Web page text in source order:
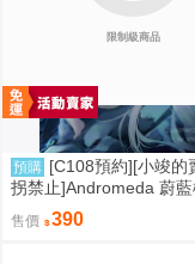
限制級商品
預購 [C108預約][小竣的
拐禁止]Andromeda 蔚藍
人誌id=3727344
售價 390